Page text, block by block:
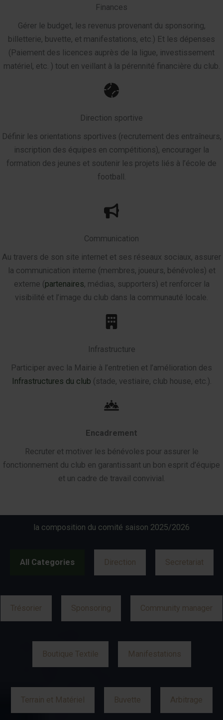
Finances
Gérer le budget, les revenus provenant du sponsoring,
billetterie, buvette, et manifestations, etc.) Et les dépenses
(Paiement des licences auprès de la ligue, investissement
matériel, etc. ) tout en veillant à la pérennité financière du club.
Direction sportive
Définir les orientations sportives (recrutement des entraîneurs,
inscription des équipes en compétitions), encourager la
formation des jeunes et soutenir les projets liés à l’école de
football.
Communication
Au travers de son site internet et ses réseaux sociaux, assurer
la communication interne (membres, joueurs, bénévoles) et
externe (partenaires, médias, supporters) et renforcer la
visibilité et l’image du club dans la communauté locale.
Infrastructure
Participer avec la Mairie à l’entretien et l’amélioration des
Infrastructures du club (stade, vestiaire, club house, etc.).
Encadrement
Recruter et motiver les bénévoles pour assurer le
fonctionnement du club en garantissant un bon esprit d’équipe
et un cadre de travail convivial.
la composition du comité saison 2025/2026
All Categories Direction Secretariat
Trésorier Sponsoring Community manager
Boutique Textile Manifestations
Terrain et Matériel Buvette Arbitrage